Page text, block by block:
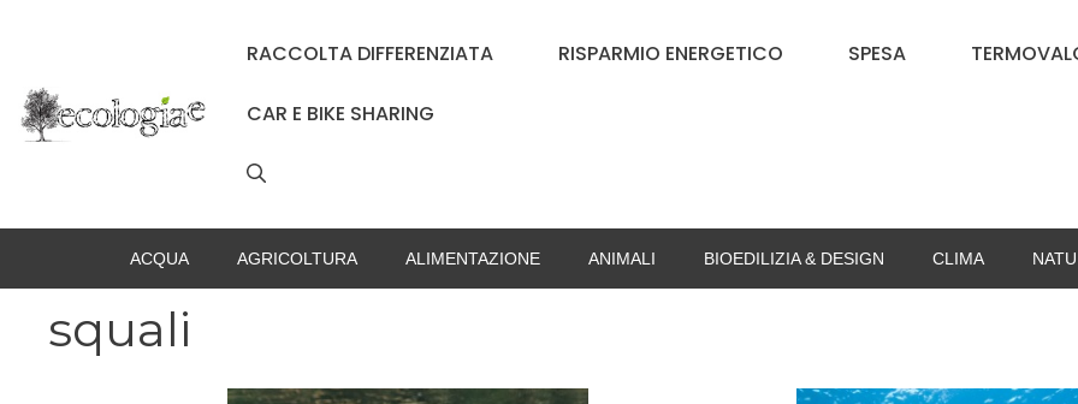
RACCOLTA DIFFERENZIATA RISPARMIO ENERGETICO SPESA
CAR E BIKE SHARING
ACQUA AGRICOLTURA ALIMENTAZIONE ANIMALI BIOEDILIZIA & DESIGN CLIMA
squali